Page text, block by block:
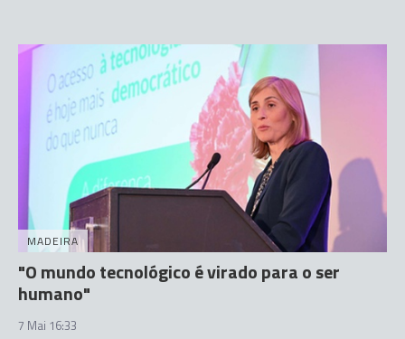
MADEIRA
"O mundo tecnológico é virado para o ser
humano"
7 Mai 16:33